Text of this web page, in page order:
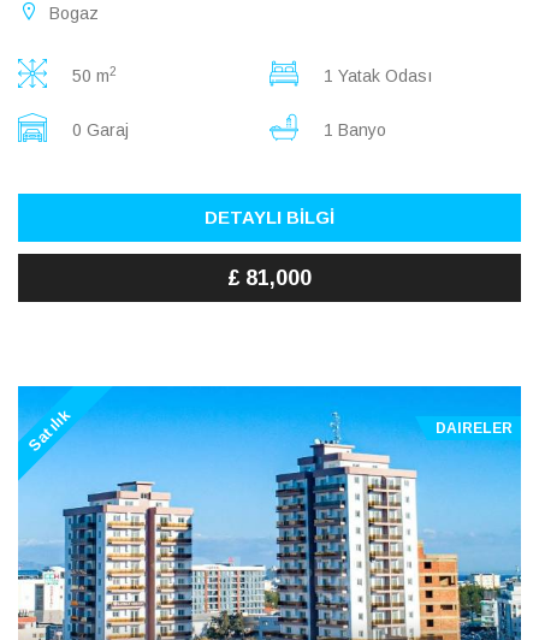
Bogaz
50 m2 1 Yatak Odası
0 Garaj 1 Banyo
DETAYLI BİLGİ
£ 81,000
Satılık DAIRELER